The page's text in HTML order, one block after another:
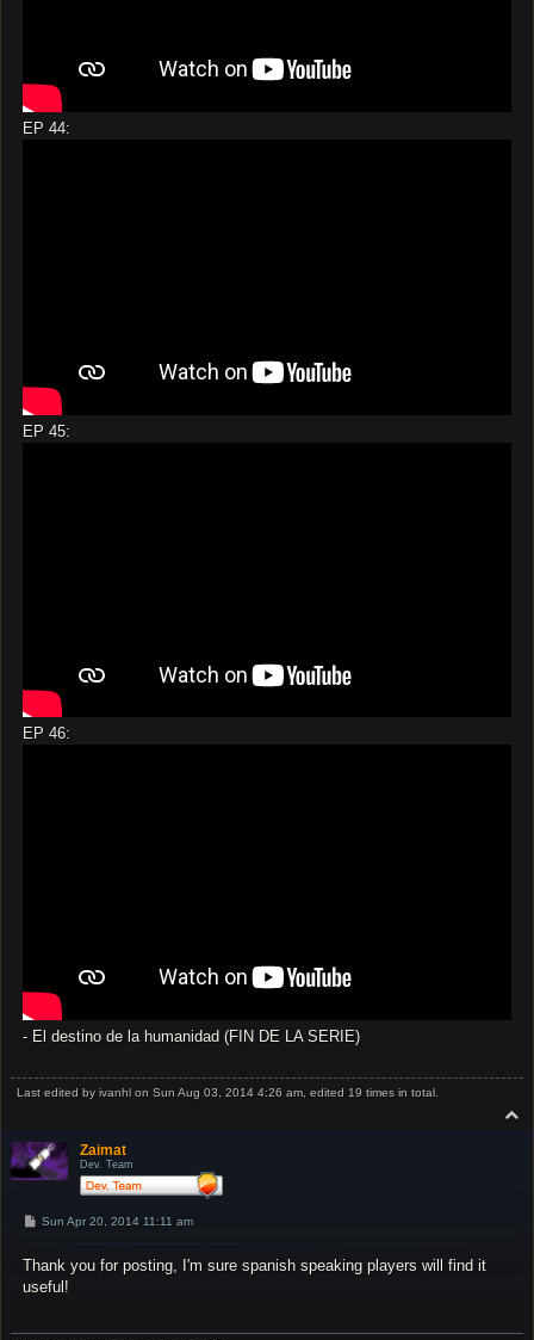
EP 44:
EP 45:
EP 46:
- El destino de la humanidad (FIN DE LA SERIE)
Last edited by ivanhl on Sun Aug 03, 2014 4:26 am, edited 19 times in total.
o
Zaimat
Dev. Team
P
t
Sun Apr 20, 2014 11:11 am
Thank you for posting, I'm sure spanish speaking players will find it
useful!